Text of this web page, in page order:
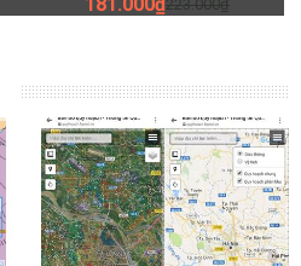
223.000₫